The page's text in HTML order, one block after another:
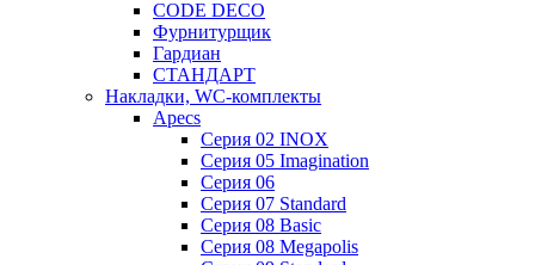
CODE DECO
Фурнитурщик
Гардиан
СТАНДАРТ
Накладки, WC-комплекты
Apecs
Cерия 02 INOX
Cерия 05 Imagination
Cерия 06
Cерия 07 Standard
Cерия 08 Basic
Cерия 08 Megapolis